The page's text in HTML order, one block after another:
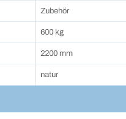
Zubehör
600 kg
2200 mm
natur